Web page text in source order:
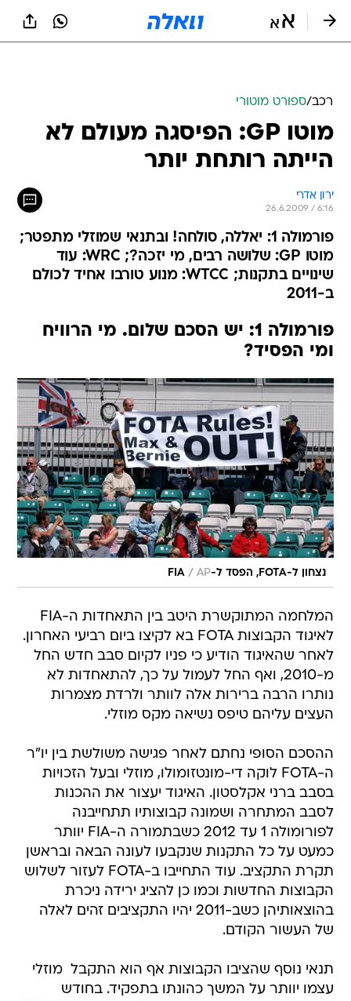
מוטו GP: הפיסגה מעולם לא
הייתה רותחת יותר
ירון אדרי
26.6.2009 / 6:16
פורמולה 1: יאללה, סולחה! ובתנאי שמוזלי מתפטר;
שינויים בתקנות; WTCC: מנוע טורבו אחיד לכולם
ב-2011
נצחון ל-FOTA, הפסד ל-FIA / AP
לאחר שהאיגוד הודיע כי פניו לקיום סבב חדש החל
מ-2010, ואף החל לעמול על כך, להתאחדות לא
נותרו הרבה ברירות אלה לוותר ולרדת מצמרות
העצים עליהם טיפס נשיאה מקס מוזלי.
ההסכם הסופי נחתם לאחר פגישה משולשת בין יו"ר
בסבב ברני אקלסטון. האיגוד יעצור את ההכנות
לסבב המתחרה ושמונה קבוצותיו תתחייבנה
לפורומולה 1 עד 2012 כשבתמורה ה-FIA יוותר
כמעט על כל התקנות שנקבעו לעונה הבאה ובראשן
תקרת התקציב. עוד התחייבו ב-FOTA לעזור לשלוש
הקבוצות החדשות וכמו כן להציג ירידה ניכרת
בהוצאותיהן כשב-2011 יהיו התקציבים זהים לאלה
של העשור הקודם.
תנאי נוסף שהציבו הקבוצות אף הוא התקבל  מוזלי
אוקטובר, מסתיימת הקדנציה של מוזלי כנשיא ה-FIA
ועל פי ההסכם הוא לא יציג מועמדות לקדנציה נוספת